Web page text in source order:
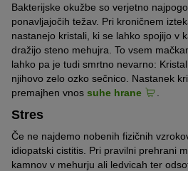
Bakterijske okužbe so verjetno
ponavljajočih težav. Pri kroničnem
nastanejo kristali, ki se lahko spojijo v
dražijo steno mehujra. To vsem
lahko pa je tudi smrtno nevarno:
njihovo zelo ozko sečnico. Nastanek
premajhen vnos suhe hrane
Stres
Če ne najdemo nobenih fizičnih
idiopatski cistitis. Pri pravilni prehrani
kamnov v mehurju ali ledvicah ter